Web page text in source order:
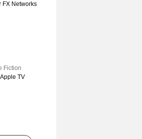
FX Networks
Fiction
TV